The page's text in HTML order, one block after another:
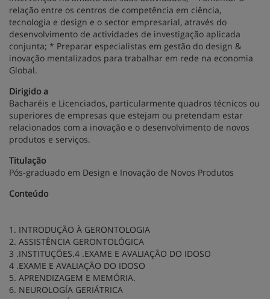
relação entre os centros de competência em ciência,
tecnologia e design e o sector empresarial, através do
desenvolvimento de actividades de investigação aplicada
conjunta; * Preparar especialistas em gestão do design &
inovação mentalizados para trabalhar em rede na economia
Global.
Dirigido a
Bacharéis e Licenciados, particularmente quadros técnicos ou
superiores de empresas que estejam ou pretendam estar
relacionados com a inovação e o desenvolvimento de novos
produtos e serviços.
Titulação
Pós-graduado em Design e Inovação de Novos Produtos
Conteúdo
1. INTRODUÇÃO À GERONTOLOGIA
2. ASSISTÊNCIA GERONTOLÓGICA
3 .INSTITUÇÕES.4 .EXAME E AVALIAÇÃO DO IDOSO
4 .EXAME E AVALIAÇÃO DO IDOSO
5. APRENDIZAGEM E MEMÓRIA.
6. NEUROLOGÍA GERIÁTRICA